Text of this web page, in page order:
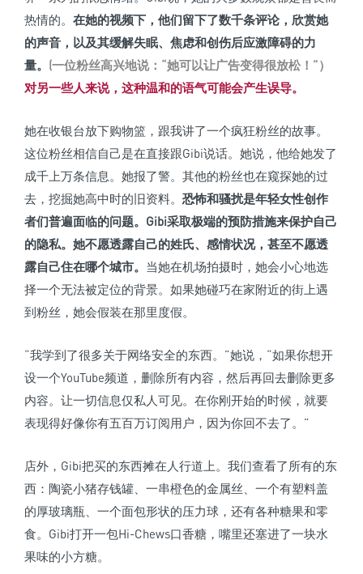
热情的。 在她的视频下，他们留下了数千条评论，欣赏她
的声音，以及其缓解失眠、焦虑和创伤后应激障碍的力
量。 (一位粉丝高兴地说：“她可以让广告变得很放松！”）
对另一些人来说，这种温和的语气可能会产生误导。
她在收银台放下购物篮，跟我讲了一个疯狂粉丝的故事。
这位粉丝相信自己是在直接跟Gibi说话。她说，他给她发了
成千上万条信息。她报了警。其他的粉丝也在窥探她的过
去，挖掘她高中时的旧资料。 恐怖和骚扰是年轻女性创作
者们普遍面临的问题。 Gibi采取极端的预防措施来保护自己
的隐私。 她不愿透露自己的姓氏、感情状况，甚至不愿透
露自己住在哪个城市。 当她在机场拍摄时，她会小心地选
择一个无法被定位的背景。如果她碰巧在家附近的街上遇
到粉丝，她会假装在那里度假。
“我学到了很多关于网络安全的东西。”她说，“如果你想开
设一个YouTube频道，删除所有内容，然后再回去删除更多
内容。让一切信息仅私人可见。在你刚开始的时候，就要
表现得好像你有五百万订阅用户，因为你回不去了。”
店外，Gibi把买的东西摊在人行道上。我们查看了所有的东
西：陶瓷小猪存钱罐、一串橙色的金属丝、一个有塑料盖
的厚玻璃瓶、一个面包形状的压力球，还有各种糖果和零
食。Gibi打开一包Hi-Chews口香糖，嘴里还塞进了一块水
果味的小方糖。